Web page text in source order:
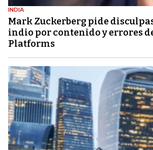
INDIA
Mark Zuckerberg pide
indio por contenido y errores
Platforms